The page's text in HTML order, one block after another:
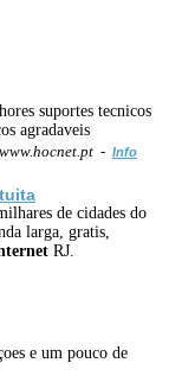
suportes tecnicos
agradaveis
- Info
de cidades do
larga, gratis,
RJ.
e um pouco de